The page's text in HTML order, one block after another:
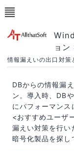
ョ
情報漏えいの出口対策
DBからの情報漏
ン。導入時、DB
にパフォーマンス
<おすすめユーザ
漏えい対策を行い
暗号化製品を探し